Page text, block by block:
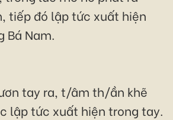
tiếp đó lập tức xuất hiện
Bá Nam.
tay ra, t/âm th/ần khẽ
lập tức xuất hiện trong tay.